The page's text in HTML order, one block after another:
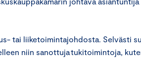
tai liiketoimintajohdosta. Selvästi
niin sanottuja tukitoimintoja,